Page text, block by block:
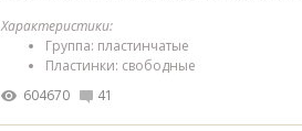
Характеристики:
Группа: пластинчатые
Пластинки: свободные
604670
41